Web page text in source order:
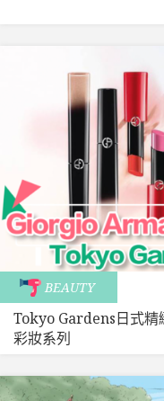
BEAUTY
Tokyo Gardens日式
彩妝系列